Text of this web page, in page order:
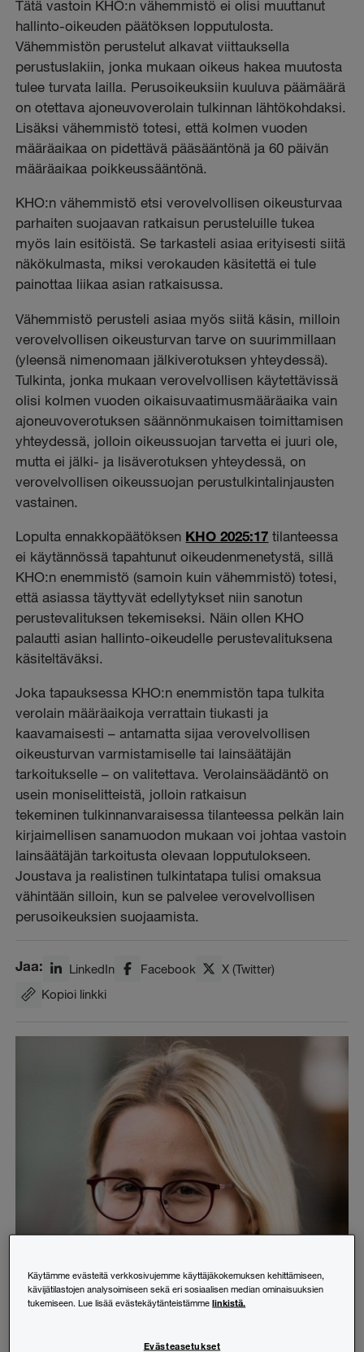
Tätä vastoin KHO:n vähemmistö ei olisi muuttanut
hallinto-oikeuden päätöksen lopputulosta.
Vähemmistön perustelut alkavat viittauksella
perustuslakiin, jonka mukaan oikeus hakea muutosta
tulee turvata lailla. Perusoikeuksiin kuuluva päämäärä
on otettava ajoneuvoverolain tulkinnan lähtökohdaksi.
Lisäksi vähemmistö totesi, että kolmen vuoden
määräaikaa on pidettävä pääsääntönä ja 60 päivän
määräaikaa poikkeussääntönä.
KHO:n vähemmistö etsi verovelvollisen oikeusturvaa
parhaiten suojaavan ratkaisun perusteluille tukea
myös lain esitöistä. Se tarkasteli asiaa erityisesti siitä
näkökulmasta, miksi verokauden käsitettä ei tule
painottaa liikaa asian ratkaisussa.
Vähemmistö perusteli asiaa myös siitä käsin, milloin
verovelvollisen oikeusturvan tarve on suurimmillaan
(yleensä nimenomaan jälkiverotuksen yhteydessä).
Tulkinta, jonka mukaan verovelvollisen käytettävissä
olisi kolmen vuoden oikaisuvaatimusmääräaika vain
ajoneuvoverotuksen säännönmukaisen toimittamisen
yhteydessä, jolloin oikeussuojan tarvetta ei juuri ole,
mutta ei jälki- ja lisäverotuksen yhteydessä, on
verovelvollisen oikeussuojan perustulkintalinjausten
vastainen.
Lopulta ennakkopäätöksen KHO 2025:17 tilanteessa
ei käytännössä tapahtunut oikeudenmenetystä, sillä
KHO:n enemmistö (samoin kuin vähemmistö) totesi,
että asiassa täyttyvät edellytykset niin sanotun
perustevalituksen tekemiseksi. Näin ollen KHO
palautti asian hallinto-oikeudelle perustevalituksena
käsiteltäväksi.
Joka tapauksessa KHO:n enemmistön tapa tulkita
verolain määräaikoja verrattain tiukasti ja
kaavamaisesti – antamatta sijaa verovelvollisen
oikeusturvan varmistamiselle tai lainsäätäjän
tarkoitukselle – on valitettava. Verolainsäädäntö on
usein moniselitteistä, jolloin ratkaisun
tekeminen tulkinnanvaraisessa tilanteessa pelkän lain
kirjaimellisen sanamuodon mukaan voi johtaa vastoin
lainsäätäjän tarkoitusta olevaan lopputulokseen.
Joustava ja realistinen tulkintatapa tulisi omaksua
vähintään silloin, kun se palvelee verovelvollisen
perusoikeuksien suojaamista.
Jaa: LinkedIn Facebook
X (Twitter)
Kopioi linkki
Käytämme evästeitä verkkosivujemme käyttäjäkokemuksen kehittämiseen,
kävijätilastojen analysoimiseen sekä eri sosiaalisen median ominaisuuksien
tukemiseen. Lue lisää evästekäytänteistämmelinkistä.
Evästeasetukset